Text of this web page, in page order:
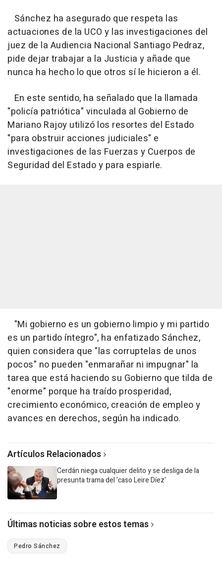
Sánchez ha asegurado que respeta las
actuaciones de la UCO y las investigaciones del
juez de la Audiencia Nacional Santiago Pedraz,
pide dejar trabajar a la Justicia y añade que
nunca ha hecho lo que otros sí le hicieron a él.
En este sentido, ha señalado que la llamada
"policía patriótica" vinculada al Gobierno de
Mariano Rajoy utilizó los resortes del Estado
"para obstruir acciones judiciales" e
investigaciones de las Fuerzas y Cuerpos de
Seguridad del Estado y para espiarle.
"Mi gobierno es un gobierno limpio y mi partido
es un partido íntegro", ha enfatizado Sánchez,
quien considera que "las corruptelas de unos
pocos" no pueden "enmarañar ni impugnar" la
tarea que está haciendo su Gobierno que tilda de
"enorme" porque ha traído prosperidad,
crecimiento económico, creación de empleo y
avances en derechos, según ha indicado.
Artículos Relacionados
Cerdán niega cualquier delito y se desliga de la
presunta trama del 'caso Leire Díez'
Últimas noticias sobre estos temas
Pedro Sánchez